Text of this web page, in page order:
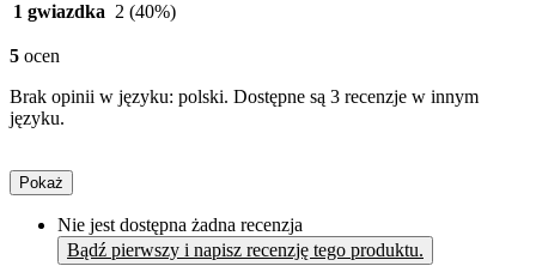
1 gwiazdka 2 (40%)
5 ocen
Brak opinii w języku: polski. Dostępne są 3 recenzje w innym
języku.
Pokaż
Nie jest dostępna żadna recenzja
Bądź pierwszy i napisz recenzję tego produktu.